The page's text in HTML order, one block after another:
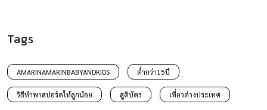
Tags
AMARINAMARINBABYANDKIDS ต่ำกว่า15ปี
วิธีทำพาสปอร์ตให้ลูกน้อย สูติบัตร เที่ยวต่างประเทศ